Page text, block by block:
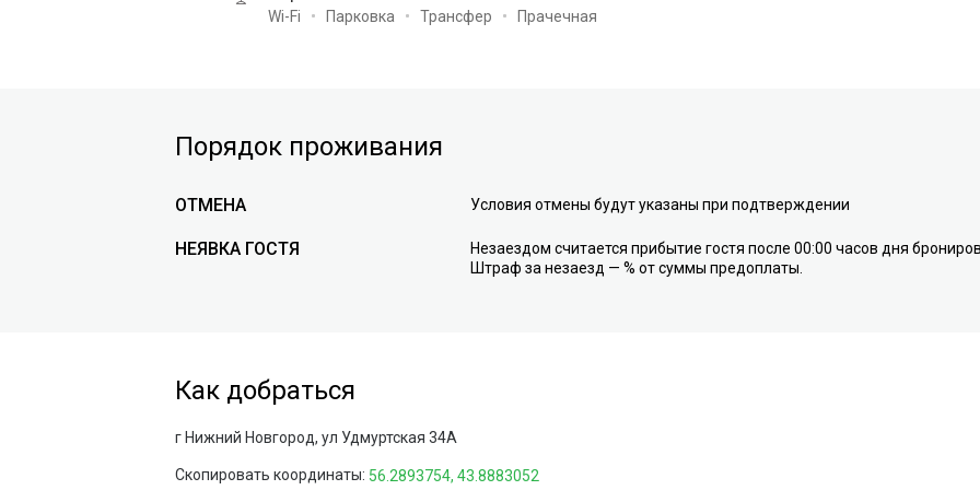
Wi-Fi Парковка Трансфер Прачечная
Порядок проживания
ОТМЕНА Условия отмены будут указаны при подтверждении
НЕЯВКА ГОСТЯ
Незаездом считается прибытие гостя после 00:00 часов дня
Штраф за незаезд — % от суммы предоплаты.
Как добраться
г Нижний Новгород, ул Удмуртская 34А
Скопировать координаты: